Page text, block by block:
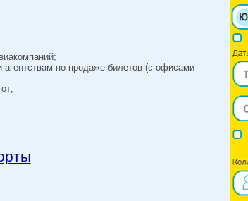
агентствам по продаже билетов (с офисами